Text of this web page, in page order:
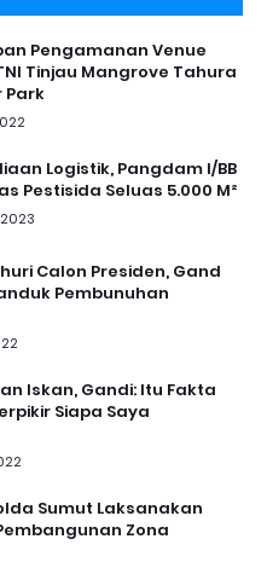
Pengamanan Venue
Tinjau Mangrove Tahura
Park
Logistik, Pangdam I/BB
Pestisida Seluas 5.000 M²
Calon Presiden, Gand
Pembunuhan
Iskan, Gandi: Itu Fakta
Siapa Saya
Sumut Laksanakan
Zona